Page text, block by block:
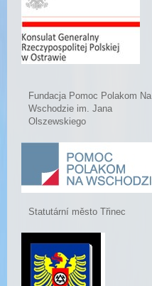
Fundacja Pomoc Polakom Na
Wschodzie im. Jana
Olszewskiego
Statutární město Třinec